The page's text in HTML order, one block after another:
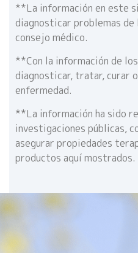
**La información en este
diagnosticar problemas de
consejo médico.
**Con la información de
diagnosticar, tratar, curar
enfermedad.
**La información ha sido
investigaciones públicas,
asegurar propiedades
productos aquí mostrados.